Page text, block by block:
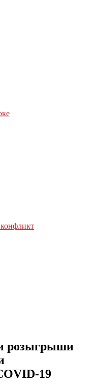
розыгрыши
19